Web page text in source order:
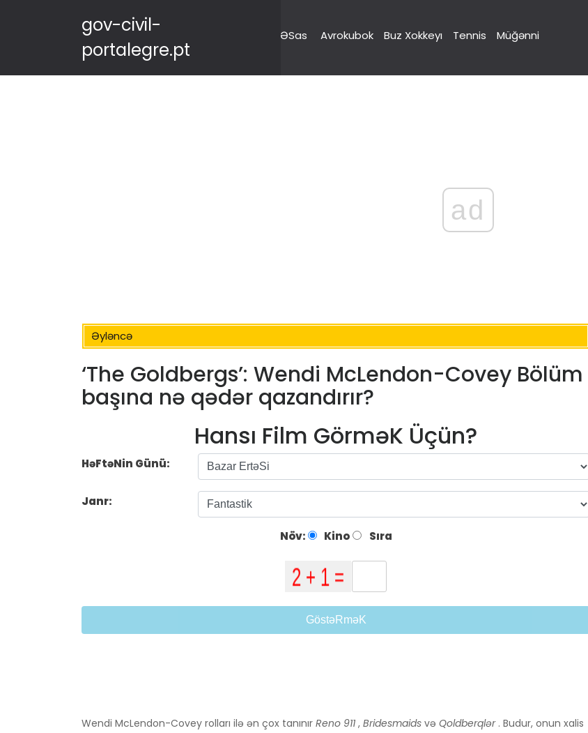
gov-civil-
portalegre.pt
ƏSas Avrokubok Buz Xokkeyı Tennis Müğənni
ad
Əyləncə
‘The Goldbergs’: Wendi McLendon-Covey Bölüm
başına nə qədər qazandırır?
Hansı Film GörməK Üçün?
HəFtəNin Günü:
Janr:
Növ: Kino Sıra
GöstəRməK
Wendi McLendon-Covey rolları ilə ən çox tanınır Reno 911 , Bridesmaids və Qoldberqlər . Budur, onun xalis